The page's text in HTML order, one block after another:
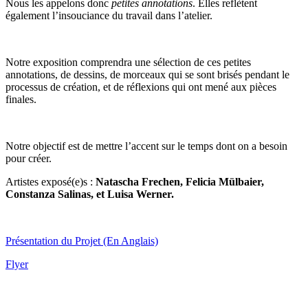
Nous les appelons donc petites annotations. Elles reflètent
également l’insouciance du travail dans l’atelier.
Notre exposition comprendra une sélection de ces petites
annotations, de dessins, de morceaux qui se sont brisés pendant le
processus de création, et de réflexions qui ont mené aux pièces
finales.
Notre objectif est de mettre l’accent sur le temps dont on a besoin
pour créer.
Artistes exposé(e)s : Natascha Frechen, Felicia Mülbaier,
Constanza Salinas, et Luisa Werner.
Présentation du Projet (En Anglais)
Flyer